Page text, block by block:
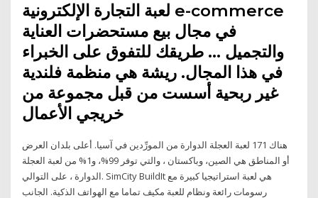
لعبة التجارة الإلكترونية e-commerce
في مجال بيع مستحضرات العناية
والتجميل … طريقك للتفوق على الخبراء
في هذا المجال. ريشة هي منظمة فلندية
غير ربحية أسست من قبل مجموعة من
خريجي الأعمال
هناك 171 لعبة العجلة الدوارة من المورِّدين في آسيا. أعلى بلدان العرض
أو المناطق هي الصين، وباكستان ، والتي توفر 99%، و1% من لعبة العجلة
الدوارة ، على التوالي. SimCity BuildIt هي لعبة استراتيجيا كبيرة مع
رسومات رائعة ونظام للعبة مكيف تماما مع الهواتف الذكية. الجانب